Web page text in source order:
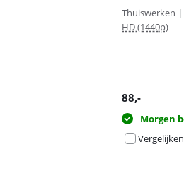
Thuiswerken |
HD (1440p)
88,-
Morgen
Vergelijken